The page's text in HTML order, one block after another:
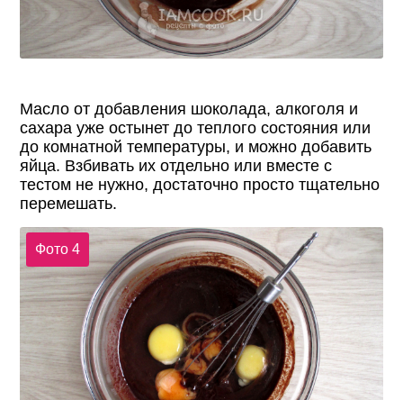
Масло от добавления шоколада, алкоголя и
сахара уже остынет до теплого состояния или
до комнатной температуры, и можно добавить
яйца. Взбивать их отдельно или вместе с
тестом не нужно, достаточно просто тщательно
перемешать.
Фото 4